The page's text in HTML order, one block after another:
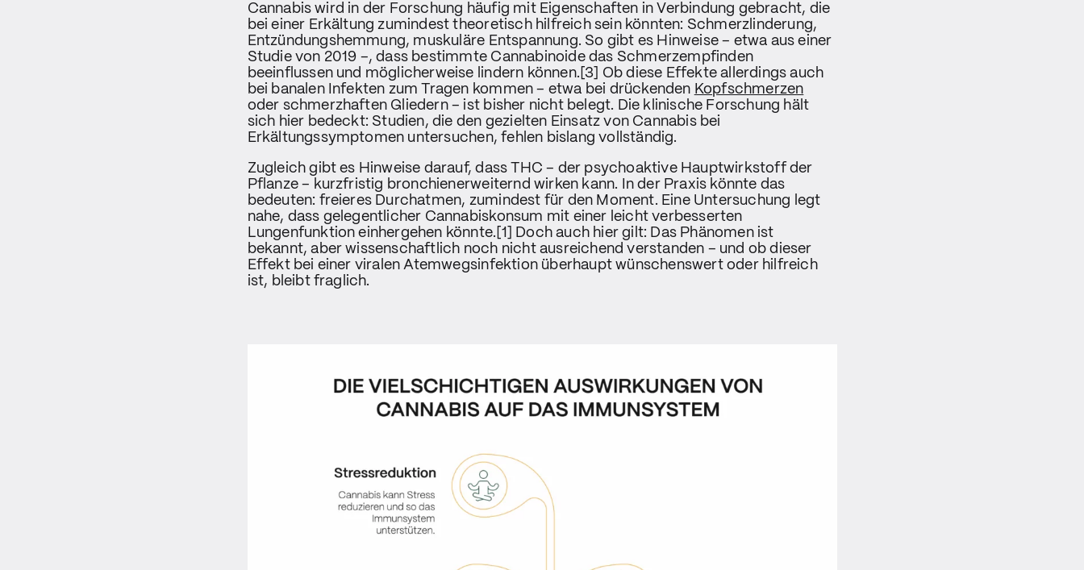
Cannabis wird in der Forschung häufig mit Eigenschaften in Verbindung gebracht, die
bei einer Erkältung zumindest theoretisch hilfreich sein könnten: Schmerzlinderung,
Entzündungshemmung, muskuläre Entspannung. So gibt es Hinweise – etwa aus einer
Studie von 2019 –, dass bestimmte Cannabinoide das Schmerzempfinden
beeinflussen und möglicherweise lindern können.[3] Ob diese Effekte allerdings auch
bei banalen Infekten zum Tragen kommen – etwa bei drückenden Kopfschmerzen
oder schmerzhaften Gliedern – ist bisher nicht belegt. Die klinische Forschung hält
sich hier bedeckt: Studien, die den gezielten Einsatz von Cannabis bei
Erkältungssymptomen untersuchen, fehlen bislang vollständig.
Zugleich gibt es Hinweise darauf, dass THC – der psychoaktive Hauptwirkstoff der
Pflanze – kurzfristig bronchienerweiternd wirken kann. In der Praxis könnte das
bedeuten: freieres Durchatmen, zumindest für den Moment. Eine Untersuchung legt
nahe, dass gelegentlicher Cannabiskonsum mit einer leicht verbesserten
Lungenfunktion einhergehen könnte.[1] Doch auch hier gilt: Das Phänomen ist
bekannt, aber wissenschaftlich noch nicht ausreichend verstanden – und ob dieser
Effekt bei einer viralen Atemwegsinfektion überhaupt wünschenswert oder hilfreich
ist, bleibt fraglich.